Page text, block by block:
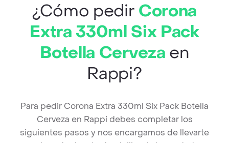
¿Cómo pedir Corona
Extra 330ml Six Pack
Botella Cerveza en
Rappi?
Para pedir Corona Extra 330ml Six Pack Botella
Cerveza en Rappi debes completar los
siguientes pasos y nos encargamos de llevarte